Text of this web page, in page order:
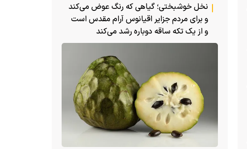
نخل خوشبختی؛ گیاهی که رنگ عوض می‌کند
و برای مردم جزایر اقیانوس آرام مقدس است
و از یک تکه ساقه دوباره رشد می‌کند